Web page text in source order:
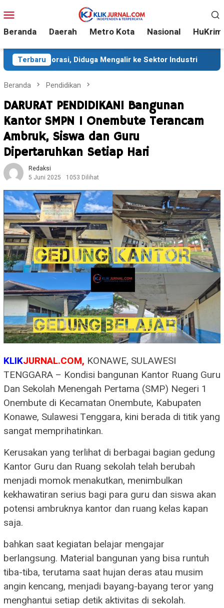
ke
kontenMobile
Beranda Daerah Metro Kota Nasional HuKrim
Terbaru
Diduga Mengalir ke Sektor Industri Sekitar 35 Ribu
Beranda Pendidikan
DARURAT PENDIDIKAN! Bangunan
Kantor SMPN 1 Onembute Terancam
Ambruk, Siswa dan Guru
Dipertaruhkan Setiap Hari
Redaksi
5 Juni 2025
1053 Dilihat
KLIKJURNAL.COM, KONAWE, SULAWESI
TENGGARA – Kondisi bangunan Kantor Ruang Guru
Dan Sekolah Menengah Pertama (SMP) Negeri 1
Onembute di Kecamatan Onembute, Kabupaten
Konawe, Sulawesi Tenggara, kini berada di titik yang
sangat memprihatinkan.
Kerusakan yang terlihat di berbagai bagian gedung
Kantor Guru dan Ruang sekolah telah berubah
menjadi momok menakutkan, menimbulkan
kekhawatiran serius bagi para guru dan siswa akan
potensi ambruknya kantor dan ruang kelas kapan
saja.
bahkan saat kegiatan belajar mengajar
berlangsung. Material bangunan yang bisa runtuh
tiba-tiba, terutama saat hujan deras atau musim
angin kencang, menjadi bayang-bayang teror yang
menghantui setiap detik aktivitas di sekolah.